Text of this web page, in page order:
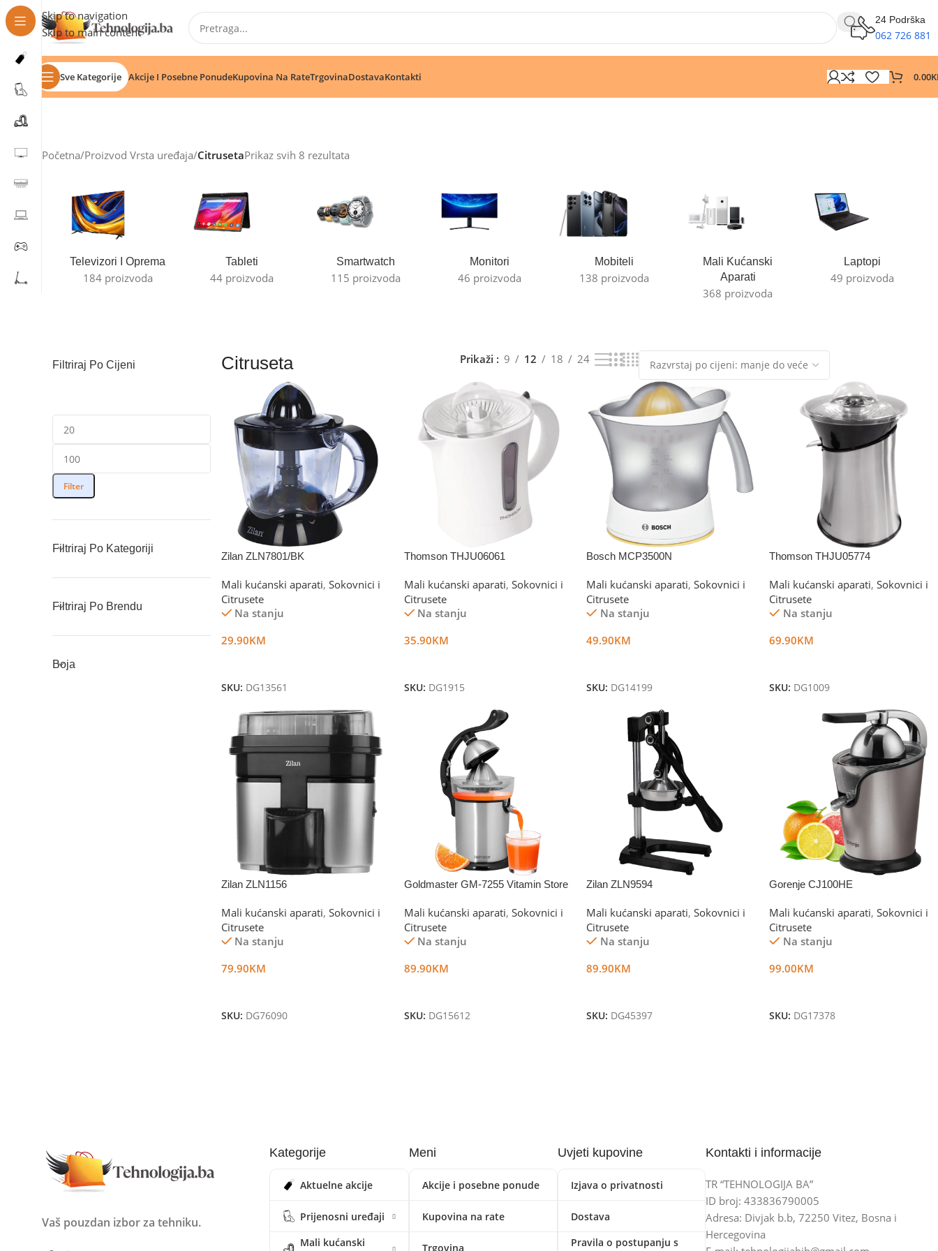
Skip to navigation
Skip to main content
24 Podrška
062 726 881
Sve Kategorije Akcije I Posebne PonudeKupovina Na RateTrgovinaDostavaKontakti 0.00
Početna/Proizvod Vrsta uređaja/CitrusetaPrikaz svih 8 rezultata
Televizori I Oprema
184 proizvoda
Tableti
44 proizvoda
Smartwatch
115 proizvoda
Monitori
46 proizvoda
Mobiteli
138 proizvoda
Mali Kućanski
Aparati
368 proizvoda
Laptopi
49 proizvoda
Filtriraj Po Cijeni
Filter
Filtriraj Po Kategoriji
Filtriraj Po Brendu
Boja
Citruseta Prikaži 9 12 18 24
Zilan ZLN7801/BK
Mali kućanski aparati, Sokovnici i
Citrusete
Na stanju
29.90KM
SKU: DG13561
Thomson THJU06061
Mali kućanski aparati, Sokovnici i
Citrusete
Na stanju
35.90KM
SKU: DG1915
Bosch MCP3500N
Mali kućanski aparati, Sokovnici i
Citrusete
Na stanju
49.90KM
SKU: DG14199
Thomson THJU05774
Mali kućanski aparati, Sokovnici i
Citrusete
Na stanju
69.90KM
SKU: DG1009
Zilan ZLN1156
Mali kućanski aparati, Sokovnici i
Citrusete
Na stanju
79.90KM
SKU: DG76090
Goldmaster GM-7255 Vitamin Store
Mali kućanski aparati, Sokovnici i
Citrusete
Na stanju
89.90KM
SKU: DG15612
Zilan ZLN9594
Mali kućanski aparati, Sokovnici i
Citrusete
Na stanju
89.90KM
SKU: DG45397
Gorenje CJ100HE
Mali kućanski aparati, Sokovnici i
Citrusete
Na stanju
99.00KM
SKU: DG17378
Vaš pouzdan izbor za tehniku.
Kategorije
Aktuelne akcije
Prijenosni uređaji
Mali kućanski
Meni
Akcije i posebne ponude
Kupovina na rate
Trgovina
Uvjeti kupovine
Izjava o privatnosti
Dostava
Pravila o postupanju s
Kontakti i informacije
TR “TEHNOLOGIJA BA”
ID broj: 433836790005
Adresa: Divjak b.b, 72250 Vitez, Bosna i
Hercegovina